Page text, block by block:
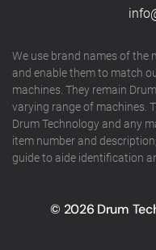
We use brand names of the
and enable them to match
machines. They remain
varying range of machines.
Drum Technology and any
item number and
guide to aide identification
© 2026 Drum